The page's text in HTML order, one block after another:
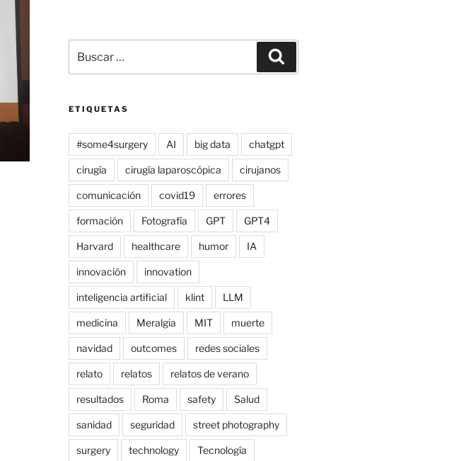
por:
ETIQUETAS
#some4surgery AI big data chatgpt
cirugía cirugía laparoscópica cirujanos
comunicación covid19 errores
formación Fotografía GPT GPT4
Harvard healthcare humor IA
innovación innovation
inteligencia artificial klint LLM
medicina Meralgia MIT muerte
navidad outcomes redes sociales
relato relatos relatos de verano
resultados Roma safety Salud
sanidad seguridad street photography
surgery technology Tecnología